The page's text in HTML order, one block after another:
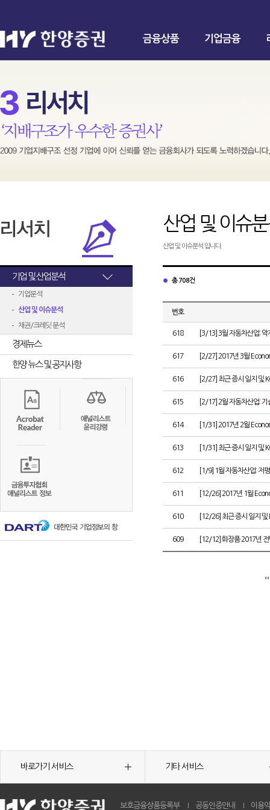
금융상품 기업금융
기업 및 산업분석
기업분석
산업 및 이슈분석
채권/크레딧 분석
경제뉴스
한양 뉴스 및 공지사항
산업 및 이슈
산업 및 이슈분석 입니다.
총 708건
번호
618 [3/13] 3월 자동차산업: 악
617 [2/27] 2017년 3월
616 [2/27] 최근 증시 일지 및
615 [2/17] 2월 자동차산업: 기
614 [1/31] 2017년 2월
613 [1/31] 최근 증시 일지 및
612 [1/9] 1월 자동차산업: 저
611 [12/26] 2017년 1월
610 [12/26] 최근 증시 일지 및
609 [12/12] 화장품 2017년
바로가기 서비스 기타 서비스
보호금융상품등록부 공동인증안내 이용